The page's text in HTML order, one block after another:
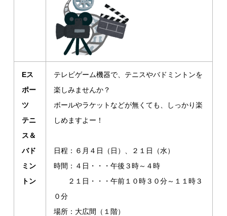
Eス
ポー
ツ
テニ
ス＆
バド
ミン
トン
テレビゲーム機器で、テニスやバドミントンを
楽しみませんか？
ボールやラケットなどが無くても、しっかり楽
しめますよー！
日程：６月４日（日）、２１日（水）
時間：４日・・・午後３時～４時
２１日・・・午前１０時３０分～１１時３
０分
場所：大広間（１階）